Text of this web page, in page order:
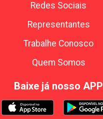
Redes Sociais
Representantes
Trabalhe Conosco
Quem Somos
Baixe já nosso APP